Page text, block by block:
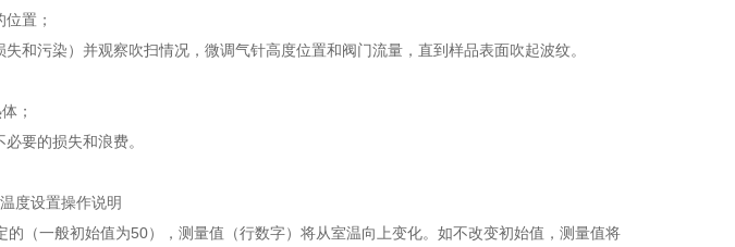
置；
和污染）并观察吹扫情况，微调气针高度位置和阀门流量，直到样品表面吹起波纹。
；
要的损失和浪费。
度设置操作说明
（一般初始值为50），测量值（行数字）将从室温向上变化。如不改变初始值，测量值将